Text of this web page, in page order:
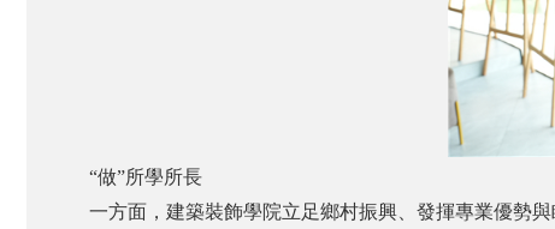
“做”所學所長
一方面，建築裝飾學院立足鄉村振興、發揮專業優勢